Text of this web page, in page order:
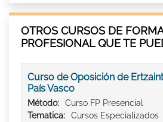
OTROS CURSOS DE
PROFESIONAL QUE TE
Curso de Oposición de
País Vasco
Método:
Curso FP Presencial
Tematica:
Cursos Especializados